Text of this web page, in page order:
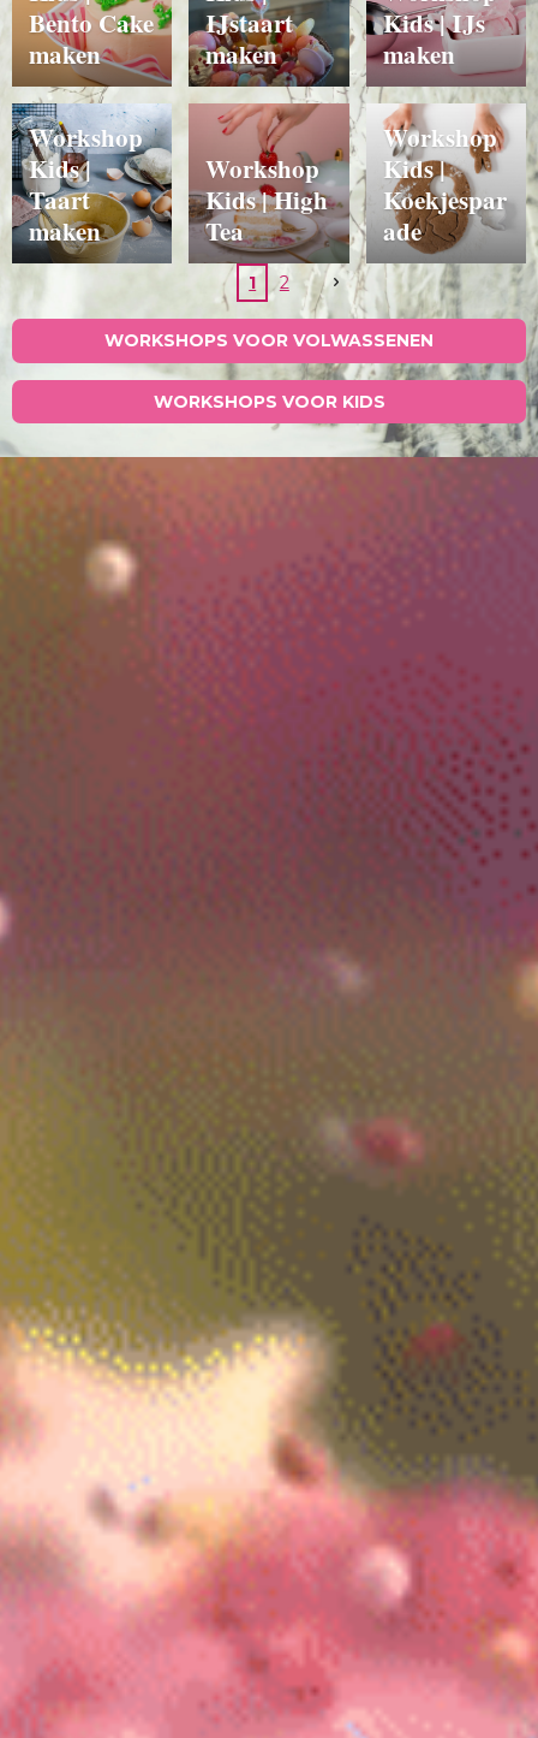
Bento Cake
maken
IJstaart
maken
Kids | IJs
maken
Workshop
Kids |
Taart
maken
Workshop
Kids | High
Tea
Workshop
Kids |
Koekjespar
ade
1 2
WORKSHOPS VOOR VOLWASSENEN
WORKSHOPS VOOR KIDS